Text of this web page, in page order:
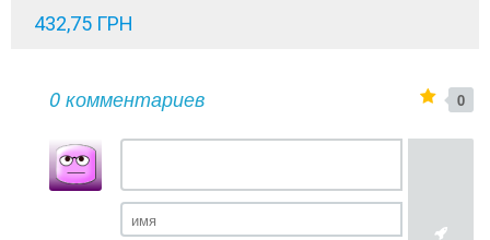
432,75 ГРН
0 комментариев 0